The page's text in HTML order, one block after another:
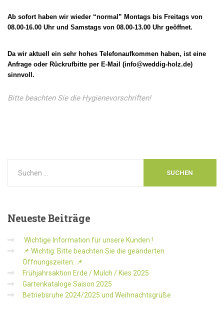
Ab sofort haben wir wieder “normal” Montags bis Freitags von
08.00-16.00 Uhr und Samstags von 08.00-13.00 Uhr geöffnet.
Da wir aktuell ein sehr hohes Telefonaufkommen haben, ist eine
Anfrage oder Rückrufbitte per E-Mail (info@weddig-holz.de)
sinnvoll.
Bitte beachten Sie die Hygienevorschriften!
NeuesteBeiträge
Wichtige Information für unsere Kunden !
📌 Wichtig: Bitte beachten Sie die geänderten
Öffnungszeiten: 📌
Frühjahrsaktion Erde / Mulch / Kies 2025
Gartenkataloge Saison 2025
Betriebsruhe 2024/2025 und Weihnachtsgrüße